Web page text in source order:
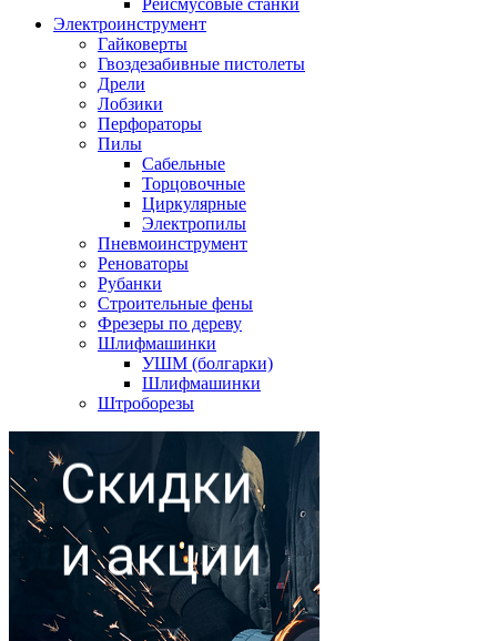
Электроинструмент
Гайковерты
Гвоздезабивные пистолеты
Дрели
Лобзики
Перфораторы
Пилы
Сабельные
Торцовочные
Циркулярные
Электропилы
Пневмоинструмент
Реноваторы
Рубанки
Строительные фены
Фрезеры по дереву
Шлифмашинки
УШМ (болгарки)
Шлифмашинки
Штроборезы